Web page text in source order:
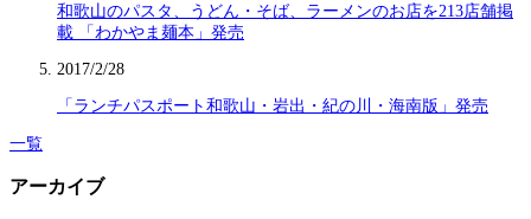
和歌山のパスタ、うどん・そば、ラーメンのお店を213店舗掲
載 「わかやま麺本」発売
2017/2/28
「ランチパスポート和歌山・岩出・紀の川・海南版」発売
一覧
アーカイブ